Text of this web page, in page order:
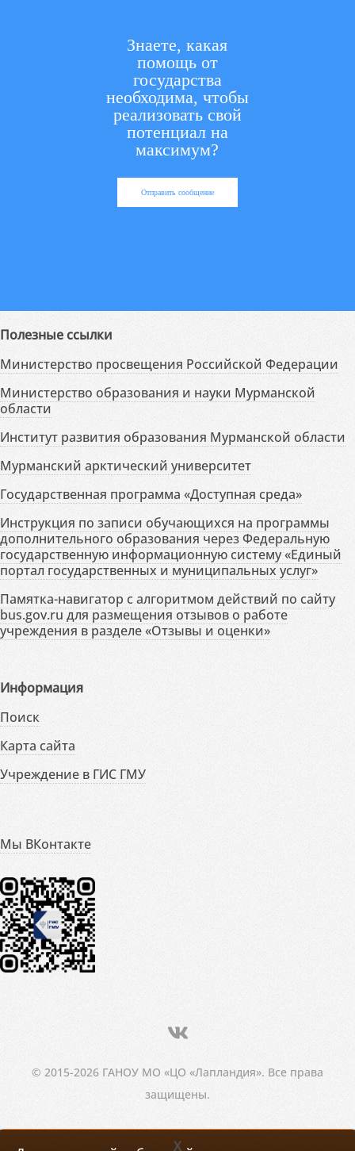
Знаете, какая
помощь от
государства
необходима, чтобы
реализовать свой
потенциал на
максимум?
Отправить сообщение
Полезные ссылки
Министерство просвещения Российской Федерации
Министерство образования и науки Мурманской
области
Институт развития образования Мурманской области
Мурманский арктический университет
Государственная программа «Доступная среда»
Инструкция по записи обучающихся на программы
дополнительного образования через Федеральную
государственную информационную систему «Единый
портал государственных и муниципальных услуг»
Памятка-навигатор с алгоритмом действий по сайту
bus.gov.ru для размещения отзывов о работе
учреждения в разделе «Отзывы и оценки»
Информация
Поиск
Карта сайта
Учреждение в ГИС ГМУ
Мы ВКонтакте
© 2015-2026 ГАНОУ МО «ЦО «Лапландия». Все права
защищены.
X